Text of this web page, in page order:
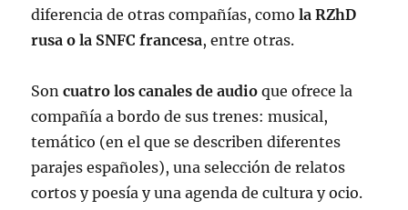
diferencia de otras compañías, comola RZhD
rusa o la SNFC francesa, entre otras.
Son cuatro los canales de audio que ofrece la
compañía a bordo de sus trenes: musical,
temático (en el que se describen diferentes
parajes españoles), una selección de relatos
cortos y poesía y una agenda de cultura y ocio.